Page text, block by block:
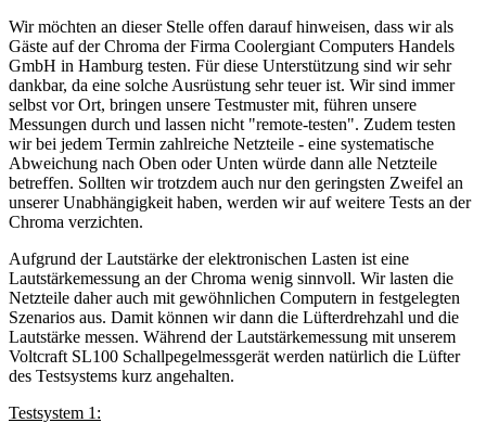
Wir möchten an dieser Stelle offen darauf hinweisen, dass wir als
Gäste auf der Chroma der Firma Coolergiant Computers Handels
GmbH in Hamburg testen. Für diese Unterstützung sind wir sehr
dankbar, da eine solche Ausrüstung sehr teuer ist. Wir sind immer
selbst vor Ort, bringen unsere Testmuster mit, führen unsere
Messungen durch und lassen nicht "remote-testen". Zudem testen
wir bei jedem Termin zahlreiche Netzteile - eine systematische
Abweichung nach Oben oder Unten würde dann alle Netzteile
betreffen. Sollten wir trotzdem auch nur den geringsten Zweifel an
unserer Unabhängigkeit haben, werden wir auf weitere Tests an der
Chroma verzichten.
Aufgrund der Lautstärke der elektronischen Lasten ist eine
Lautstärkemessung an der Chroma wenig sinnvoll. Wir lasten die
Netzteile daher auch mit gewöhnlichen Computern in festgelegten
Szenarios aus. Damit können wir dann die Lüfterdrehzahl und die
Lautstärke messen. Während der Lautstärkemessung mit unserem
Voltcraft SL100 Schallpegelmessgerät werden natürlich die Lüfter
des Testsystems kurz angehalten.
Testsystem 1: